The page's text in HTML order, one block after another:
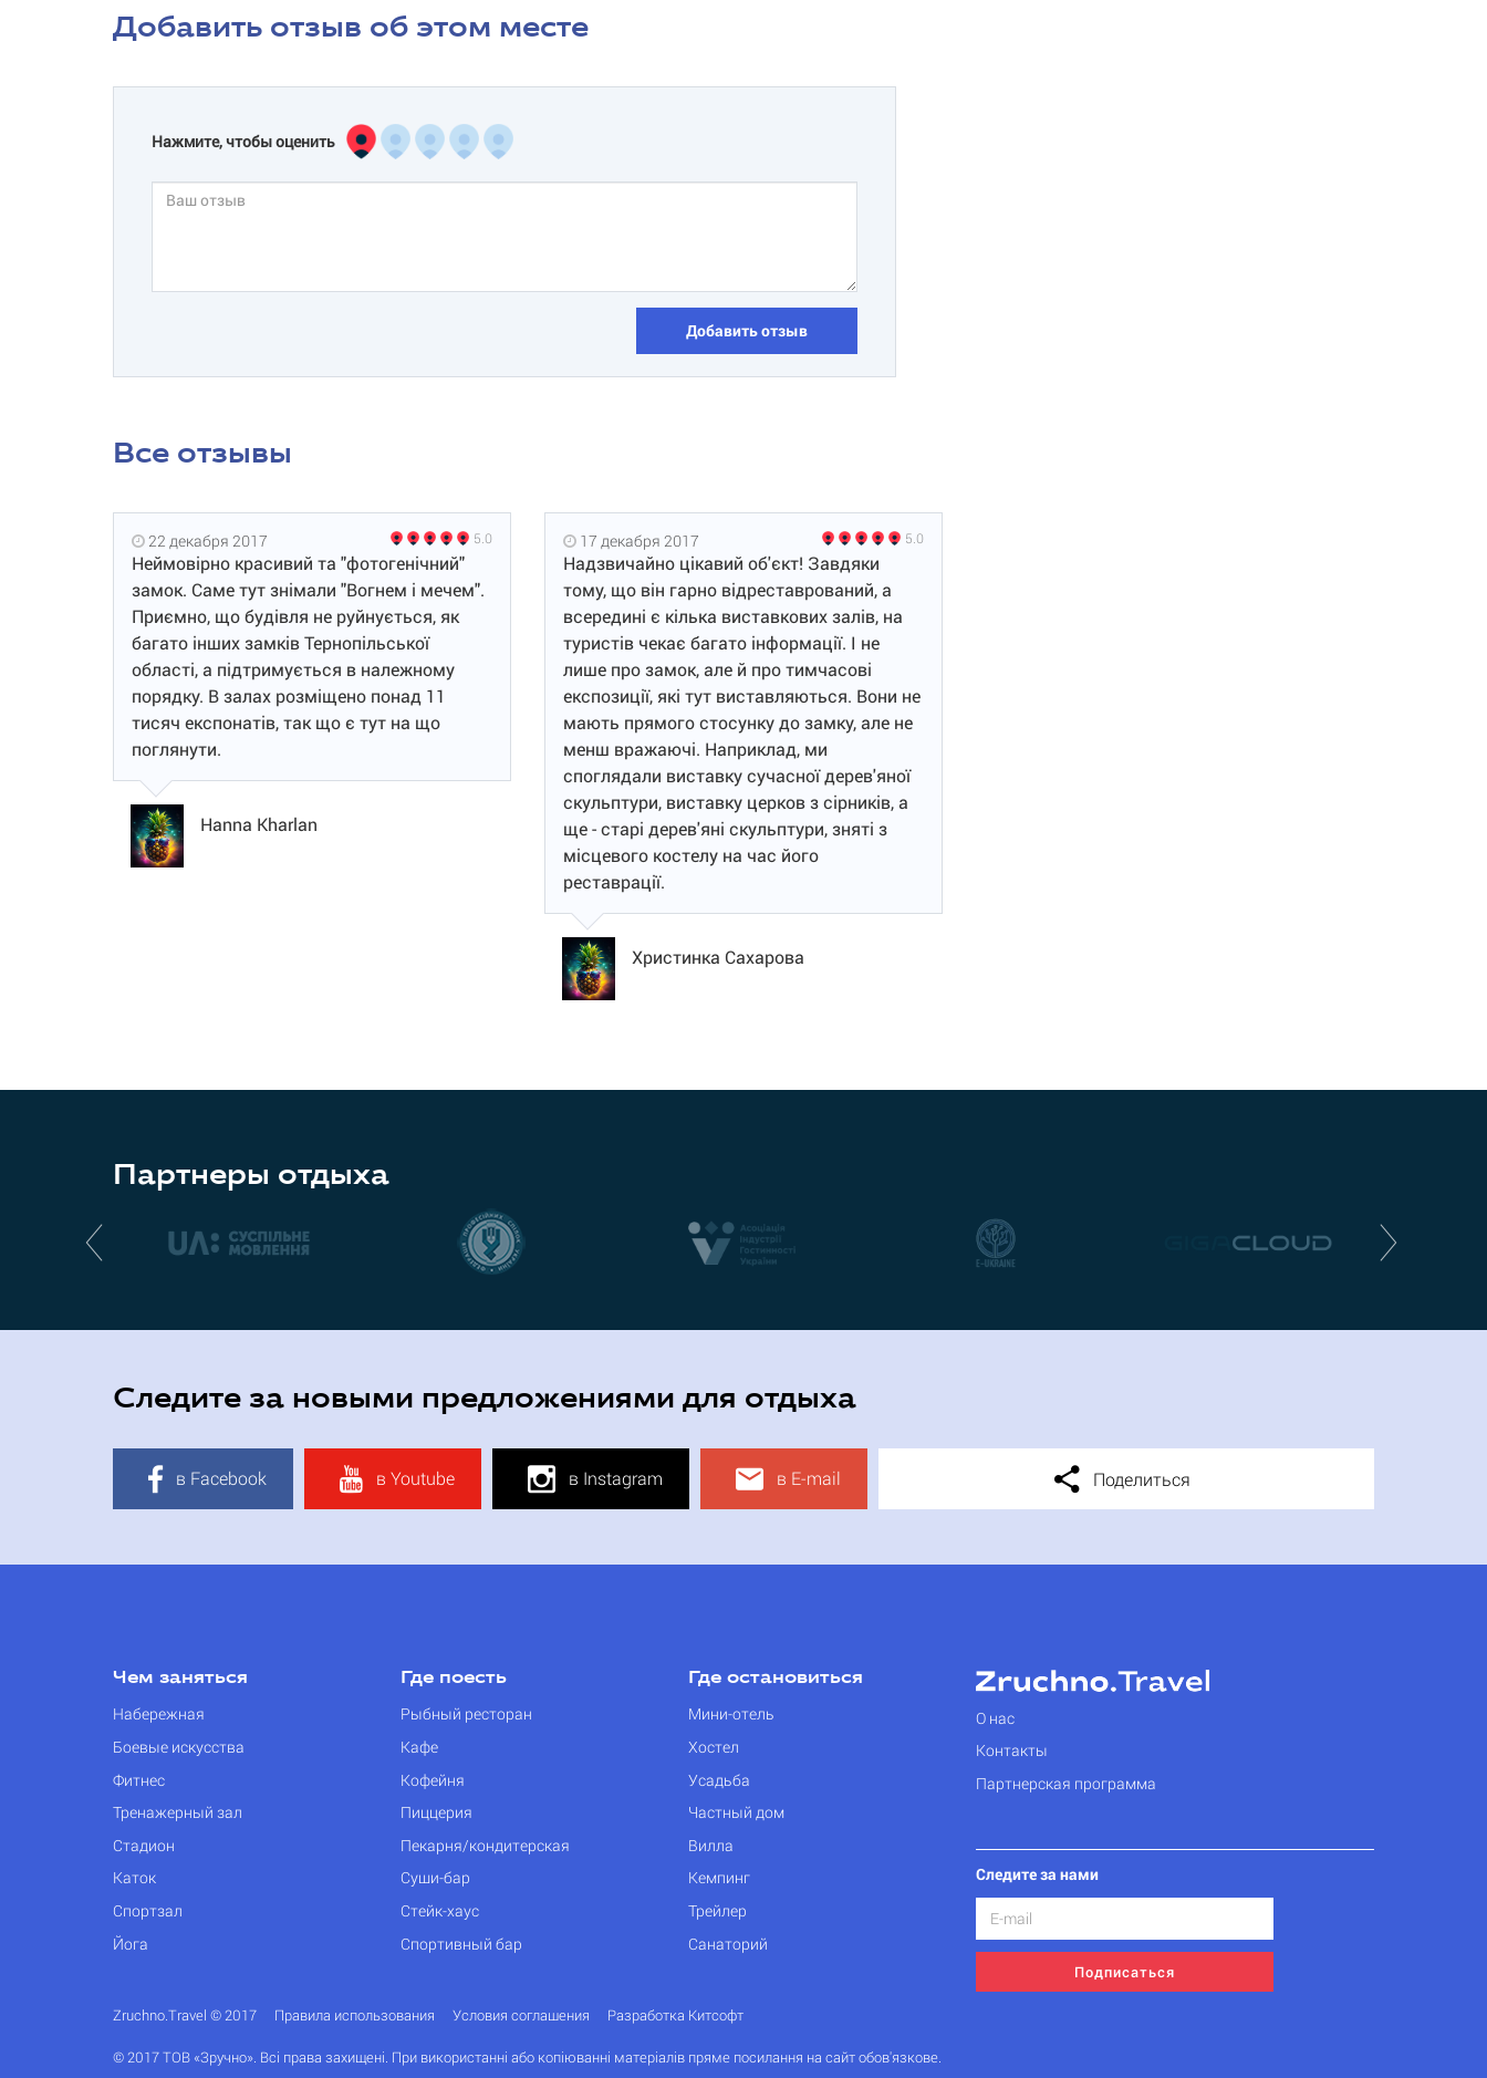
Добавить отзыв об этом месте
Нажмите, чтобы оценить
Добавить отзыв
Все отзывы
22 декабря 2017 5.0
Неймовірно красивий та "фотогенічний"
замок. Саме тут знімали "Вогнем і мечем".
Приємно, що будівля не руйнується, як
багато інших замків Тернопільської
області, а підтримується в належному
порядку. В залах розміщено понад 11
тисяч експонатів, так що є тут на що
поглянути.
Hanna Kharlan
17 декабря 2017 5.0
Надзвичайно цікавий об'єкт! Завдяки
тому, що він гарно відреставрований, а
всередині є кілька виставкових залів, на
туристів чекає багато інформації. І не
лише про замок, але й про тимчасові
експозиції, які тут виставляються. Вони не
мають прямого стосунку до замку, але не
менш вражаючі. Наприклад, ми
споглядали виставку сучасної дерев'яної
скульптури, виставку церков з сірників, а
ще - старі дерев'яні скульптури, зняті з
місцевого костелу на час його
реставрації.
Христинка Сахарова
Партнеры отдыха
Следите за новыми предложениями для отдыха
в Facebook в Youtube в Instagram в E-mail Поделиться
Чем заняться
Набережная
Боевые искусства
Фитнес
Тренажерный зал
Стадион
Каток
Спортзал
Йога
Где поесть
Рыбный ресторан
Кафе
Кофейня
Пиццерия
Пекарня/кондитерская
Суши-бар
Стейк-хаус
Спортивный бар
Где остановиться
Мини-отель
Хостел
Усадьба
Частный дом
Вилла
Кемпинг
Трейлер
Санаторий
О нас
Контакты
Партнерская программа
Следите за нами
Подписаться
Zruchno.Travel © 2017 Правила использования Условия соглашения Разработка Китсофт
© 2017 ТОВ «Зручно». Всі права захищені. При використанні або копіюванні матеріалів пряме посилання на сайт обов'язкове.